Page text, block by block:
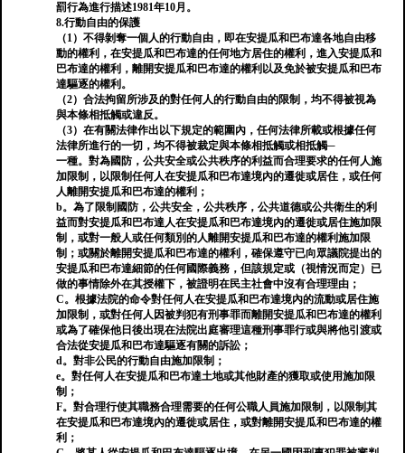
罰行為進行描述1981年10月。
8.行動自由的保護
（1）不得剝奪一個人的行動自由，即在安提瓜和巴布達各地自由移
動的權利，在安提瓜和巴布達的任何地方居住的權利，進入安提瓜和
巴布達的權利，離開安提瓜和巴布達的權利以及免於被安提瓜和巴布
達驅逐的權利。
（2）合法拘留所涉及的對任何人的行動自由的限制，均不得被視為
與本條相抵觸或違反。
（3）在有關法律作出以下規定的範圍內，任何法律所載或根據任何
法律所進行的一切，均不得被裁定與本條相抵觸或相抵觸─
一種。對為國防，公共安全或公共秩序的利益而合理要求的任何人施
加限制，以限制任何人在安提瓜和巴布達境內的遷徙或居住，或任何
人離開安提瓜和巴布達的權利；
b。為了限制國防，公共安全，公共秩序，公共道德或公共衛生的利
益而對安提瓜和巴布達人在安提瓜和巴布達境內的遷徙或居住施加限
制，或對一般人或任何類別的人離開安提瓜和巴布達的權利施加限
制；或關於離開安提瓜和巴布達的權利，確保遵守已向眾議院提出的
安提瓜和巴布達細節的任何國際義務，但該規定或（視情況而定）已
做的事情除外在其授權下，被證明在民主社會中沒有合理理由；
C。根據法院的命令對任何人在安提瓜和巴布達境內的流動或居住施
加限制，或對任何人因被判犯有刑事罪而離開安提瓜和巴布達的權利
或為了確保他日後出現在法院出庭審理這種刑事罪行或與將他引渡或
合法從安提瓜和巴布達驅逐有關的訴訟；
d。對非公民的行動自由施加限制；
e。對任何人在安提瓜和巴布達土地或其他財產的獲取或使用施加限
制；
F。對合理行使其職務合理需要的任何公職人員施加限制，以限制其
在安提瓜和巴布達境內的遷徙或居住，或對離開安提瓜和巴布達的權
利；